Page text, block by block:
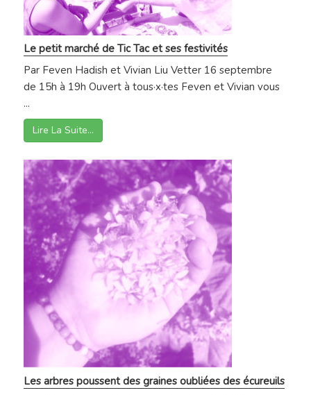
Le petit marché de Tic Tac et ses festivités
Par Feven Hadish et Vivian Liu Vetter 16 septembre
de 15h à 19h Ouvert à tous·x·tes Feven et Vivian vous
...
Lire La Suite…
Les arbres poussent des graines oubliées des écureuils